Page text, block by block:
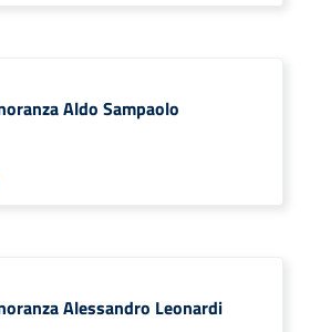
Aldo Sampaolo
Alessandro Leonardi